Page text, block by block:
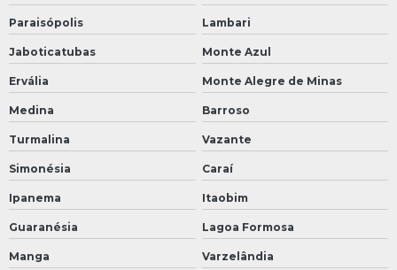
Paraisópolis Lambari
Jaboticatubas Monte Azul
Ervália Monte Alegre de Minas
Medina Barroso
Turmalina Vazante
Simonésia Caraí
Ipanema Itaobim
Guaranésia Lagoa Formosa
Manga Varzelândia